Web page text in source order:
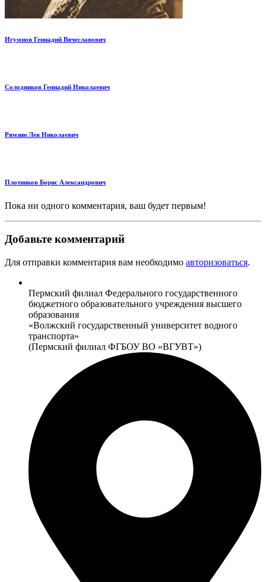
Игумнов Геннадий Вячеславович
Солодников Геннадий Николаевич
Рямзин Лев Николаевич
Плотников Борис Александрович
Пока ни одного комментария, ваш будет первым!
Добавьте комментарий
Для отправки комментария вам необходимо авторизоваться.
Пермский филиал Федерального государственного
бюджетного образовательного учреждения высшего
образования
«Волжский государственный университет водного
транспорта»
(Пермский филиал ФГБОУ ВО «ВГУВТ»)